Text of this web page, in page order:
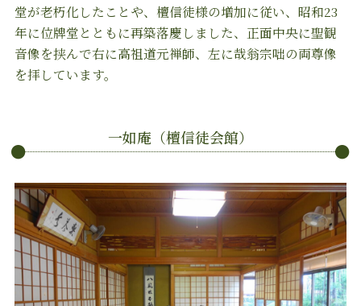
堂が老朽化したことや、檀信徒様の増加に従い、昭和23
年に位牌堂とともに再築落慶しました、正面中央に聖観
音像を挟んで右に高祖道元禅師、左に哉翁宗咄の両尊像
を拝しています。
一如庵（檀信徒会館）